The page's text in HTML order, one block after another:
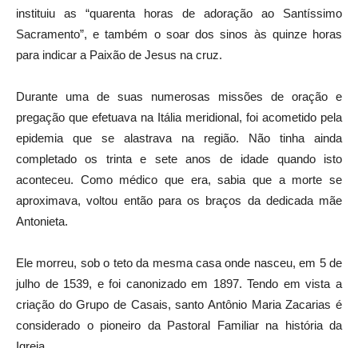
instituiu as “quarenta horas de adoração ao Santíssimo
Sacramento”, e também o soar dos sinos às quinze horas
para indicar a Paixão de Jesus na cruz.
Durante uma de suas numerosas missões de oração e
pregação que efetuava na Itália meridional, foi acometido pela
epidemia que se alastrava na região. Não tinha ainda
completado os trinta e sete anos de idade quando isto
aconteceu. Como médico que era, sabia que a morte se
aproximava, voltou então para os braços da dedicada mãe
Antonieta.
Ele morreu, sob o teto da mesma casa onde nasceu, em 5 de
julho de 1539, e foi canonizado em 1897. Tendo em vista a
criação do Grupo de Casais, santo Antônio Maria Zacarias é
considerado o pioneiro da Pastoral Familiar na história da